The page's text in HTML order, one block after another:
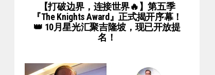
【打破边界，连接世界🔥】第五季
『The Knights Award』正式揭开序幕！
👑 10月星光汇聚吉隆坡，现已开放提
名！